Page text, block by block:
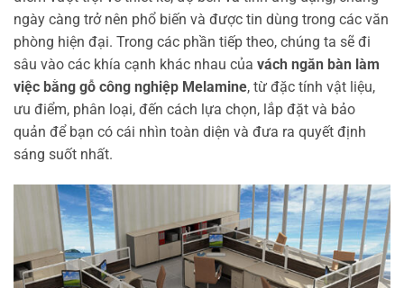
ngày càng trở nên phổ biến và được tin dùng trong các văn
phòng hiện đại. Trong các phần tiếp theo, chúng ta sẽ đi
sâu vào các khía cạnh khác nhau của vách ngăn bàn làm
việc bằng gỗ công nghiệp Melamine, từ đặc tính vật liệu,
ưu điểm, phân loại, đến cách lựa chọn, lắp đặt và bảo
quản để bạn có cái nhìn toàn diện và đưa ra quyết định
sáng suốt nhất.